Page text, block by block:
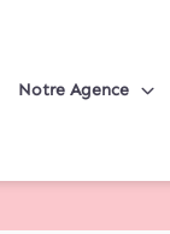
Notre Agence